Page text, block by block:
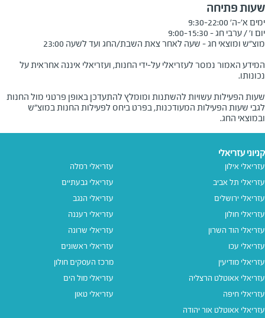
שעות פתיחה
המידע האמור נמסר לעזריאלי על-ידי החנות, ועזריאלי איננה אחראית על
שעות הפעילות עשויות להשתנות ומומלץ להתעדכן באופן פרטני מול החנות
לגבי שעות הפעילות המעודכנות, בפרט ביחס לפעילות החנות במוצ"ש
ובמוצאי החג.
קניוני עזריאלי
עזריאלי אילון
עזריאלי תל אביב
עזריאלי ירושלים
עזריאלי חולון
עזריאלי הוד השרון
עזריאלי עכו
עזריאלי מודיעין
עזריאלי אאוטלט הרצליה
עזריאלי חיפה
עזריאלי אאוטלט אור יהודה
עזריאלי רמלה
עזריאלי גבעתיים
עזריאלי הנגב
עזריאלי רעננה
עזריאלי שרונה
עזריאלי ראשונים
מרכז העסקים חולון
עזריאלי מול הים
עזריאלי טאון